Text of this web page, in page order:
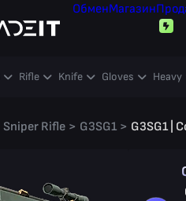
ОбменМагазин
Rifle Knife Gloves Heavy
Sniper Rifle > G3SG1 > G3SG1 |